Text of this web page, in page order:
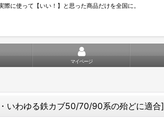
に使って【いい！】と思った商品だけを全国に。
マイページ
いわゆる鉄カブ50/70/90系の殆どに適合]